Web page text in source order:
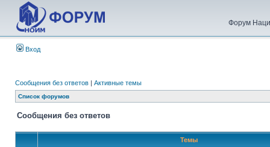
Форум
Вход
Сообщения без ответов | Активные темы
Список форумов
Сообщения без ответов
Темы